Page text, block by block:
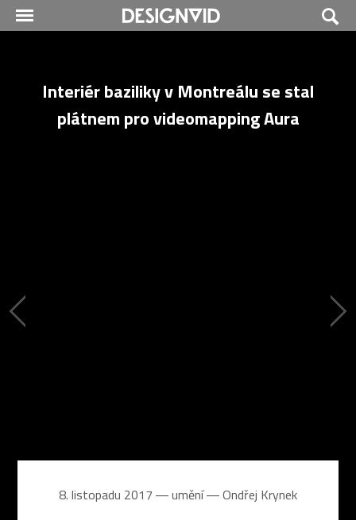
Interiér baziliky v Montreálu se stal
plátnem pro videomapping Aura
8. listopadu 2017 ― umění ―Ondřej Krynek